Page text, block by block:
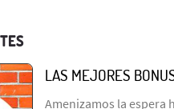
LAS MEJORES
Amenizamos la espera